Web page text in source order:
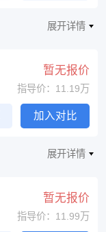
展开详情
暂无报价
指导价：11.19万
加入对比
展开详情
暂无报价
指导价：11.99万